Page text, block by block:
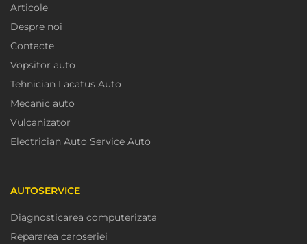
Articole
Despre noi
Contacte
Vopsitor auto
Tehnician Lacatus Auto
Mecanic auto
Vulcanizator
Electrician Auto Service Auto
AUTOSERVICE
Diagnosticarea computerizata
Repararea caroseriei